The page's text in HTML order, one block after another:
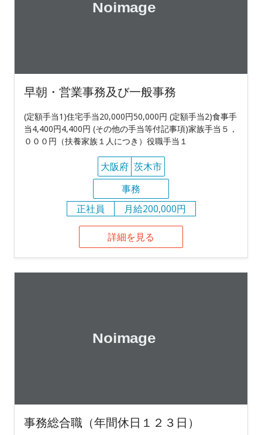
早朝・営業事務及び一般事務
(定額手当1)住宅手当20,000円50,000円 (定額手当2)食事手
当4,400円4,400円 (その他の手当等付記事項)家族手当５，
０００円（扶養家族１人につき）役職手当１
大阪府 茨木市
事務
正社員
月給200,000円
詳細を見る
事務総合職（年間休日１２３日）